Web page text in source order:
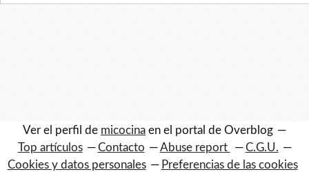
Ver el perfil de micocina en el portal de Overblog
Top artículos
Contacto Abuse report
C.G.U.
Cookies y datos personales
Preferencias de las cookies